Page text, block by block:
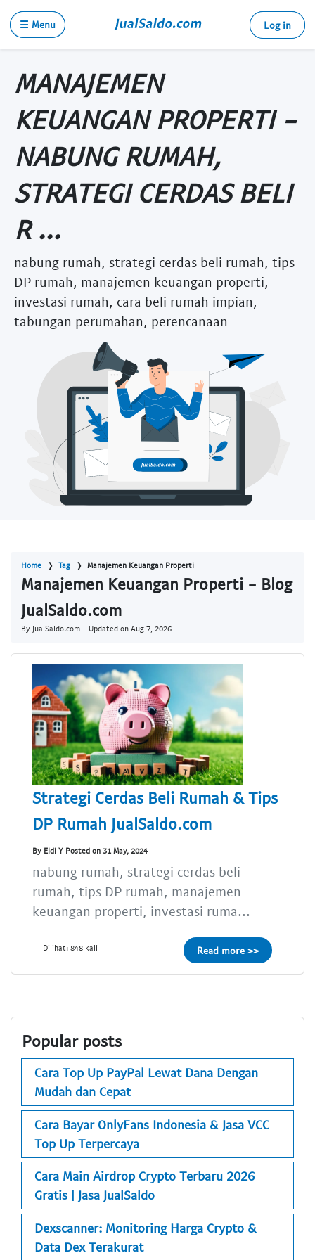
☰ Menu Log in
MANAJEMEN
KEUANGAN PROPERTI -
NABUNG RUMAH,
STRATEGI CERDAS BELI
R ...
nabung rumah, strategi cerdas beli rumah, tips
DP rumah, manajemen keuangan properti,
investasi rumah, cara beli rumah impian,
tabungan perumahan, perencanaan
Home Tag Manajemen Keuangan Properti
Manajemen Keuangan Properti - Blog
JualSaldo.com
By JualSaldo.com - Updated on Aug 7, 2026
Strategi Cerdas Beli Rumah & Tips
DP Rumah JualSaldo.com
By Eldi Y Posted on 31 May, 2024
nabung rumah, strategi cerdas beli
rumah, tips DP rumah, manajemen
keuangan properti, investasi ruma...
Dilihat: 848 kali Read more >>
Popular posts
Cara Top Up PayPal Lewat Dana Dengan
Mudah dan Cepat
Cara Bayar OnlyFans Indonesia & Jasa VCC
Top Up Terpercaya
Cara Main Airdrop Crypto Terbaru 2026
Gratis | Jasa JualSaldo
Dexscanner: Monitoring Harga Crypto &
Data Dex Terakurat